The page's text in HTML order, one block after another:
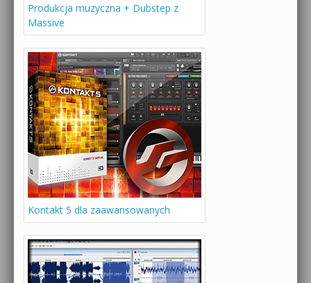
Produkcja muzyczna + Dubstep z
Massive
Kontakt 5 dla zaawansowanych